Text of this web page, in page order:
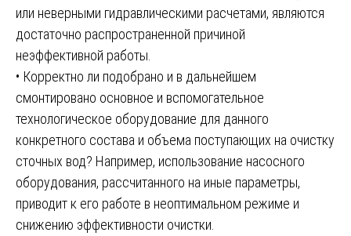
или неверными гидравлическими расчетами, являются
достаточно распространенной причиной
неэффективной работы.
• Корректно ли подобрано и в дальнейшем
смонтировано основное и вспомогательное
технологическое оборудование для данного
конкретного состава и объема поступающих на очистку
сточных вод? Например, использование насосного
оборудования, рассчитанного на иные параметры,
приводит к его работе в неоптимальном режиме и
снижению эффективности очистки.